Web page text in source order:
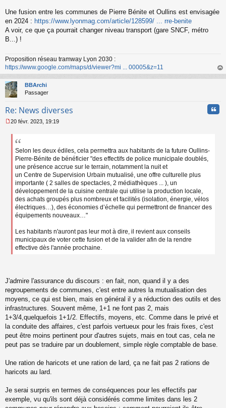
s
g
e
n
l
u
Une fusion entre les communes de Pierre Bénite et Oullins est envisagée
en 2024 : https://www.lyonmag.com/article/128599/ ... rre-benite
A voir, ce que ça pourrait changer niveau transport (gare SNCF, métro
B...) !
Proposition réseau tramway Lyon 2030 :
https://www.google.com/maps/d/viewer?mi ... 00005&z=11
au
BBArchi
Passager
Re: News diverses
e
20 févr. 2023, 19:19
Selon les deux édiles, cela permettra aux habitants de la future Oullins-
Pierre-Bénite de bénéficier "des effectifs de police municipale doublés,
une présence accrue sur le terrain, notamment la nuit et
un Centre de Supervision Urbain mutualisé, une offre culturelle plus
importante ( 2 salles de spectacles, 2 médiathèques ... ), un
développement de la cuisine centrale qui utilise la production locale,
des achats groupés plus nombreux et facilités (isolation, énergie, vélos
électriques…), des économies d’échelle qui permettront de financer des
équipements nouveaux…"
Les habitants n'auront pas leur mot à dire, il revient aux conseils
municipaux de voter cette fusion et de la valider afin de la rendre
effective dès l'année prochaine.
J'admire l'assurance du discours : en fait, non, quand il y a des
regroupements de communes, c'est entre autres la mutualisation des
moyens, ce qui est bien, mais en général il y a réduction des outils et des
infrastructures. Souvent même, 1+1 ne font pas 2, mais
1+3/4,quelquefois 1+1/2. Effectifs, moyens, etc. Comme dans le privé et
la conduite des affaires, c'est parfois vertueux pour les frais fixes, c'est
peut être moins pertinent pour d'autres sujets, mais en tout cas, cela ne
peut pas se traduire par un doublement, simple règle comptable de base.
Une ration de haricots et une ration de lard, ça ne fait pas 2 rations de
haricots au lard.
Je serai surpris en termes de conséquences pour les effectifs par
exemple, vu qu'ils sont déjà considérés comme limites dans les 2